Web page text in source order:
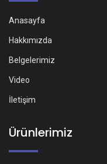
Anasayfa
Hakkımızda
Belgelerimiz
Video
İletişim
Ürünlerimiz